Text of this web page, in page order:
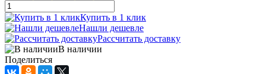
Купить в 1 клик
Нашли дешевле
Рассчитать доставку
В наличии
Поделиться